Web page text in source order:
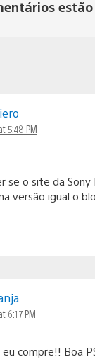
5:48 PM
se o site da
versão igual o
6:17 PM
compre!! Boa